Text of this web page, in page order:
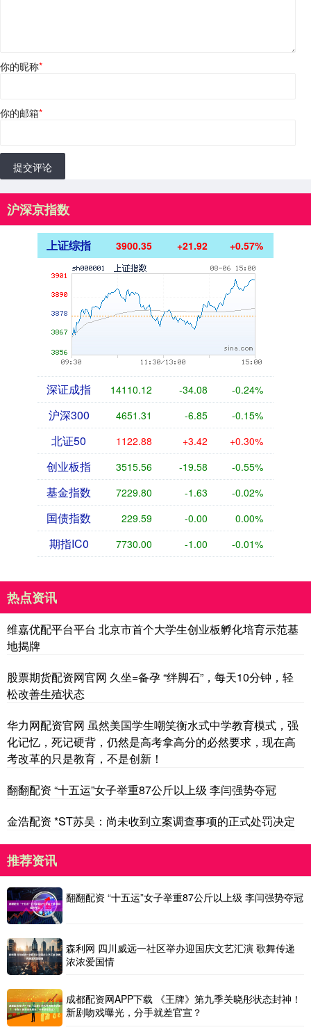
你的昵称*
你的邮箱*
提交评论
沪深京指数
上证综指 3900.35 +21.92 +0.57%
深证成指 14110.12 -34.08 -0.24%
沪深300 4651.31 -6.85 -0.15%
北证50 1122.88 +3.42 +0.30%
创业板指 3515.56 -19.58 -0.55%
基金指数 7229.80 -1.63 -0.02%
国债指数 229.59 -0.00 0.00%
期指IC0 7730.00 -1.00 -0.01%
热点资讯
维嘉优配平台平台 北京市首个大学生创业板孵化培育示范基
地揭牌
股票期货配资网官网 久坐=备孕 “绊脚石”，每天10分钟，轻
松改善生殖状态
华力网配资官网 虽然美国学生嘲笑衡水式中学教育模式，强
化记忆，死记硬背，仍然是高考拿高分的必然要求，现在高
考改革的只是教育，不是创新！
翻翻配资 “十五运”女子举重87公斤以上级 李闫强势夺冠
金浩配资 *ST苏吴：尚未收到立案调查事项的正式处罚决定
推荐资讯
翻翻配资 “十五运”女子举重87公斤以上级 李闫强势夺冠
森利网 四川威远一社区举办迎国庆文艺汇演 歌舞传递
浓浓爱国情
成都配资网APP下载 《王牌》第九季关晓彤状态封神！
新剧吻戏曝光，分手就差官宣？